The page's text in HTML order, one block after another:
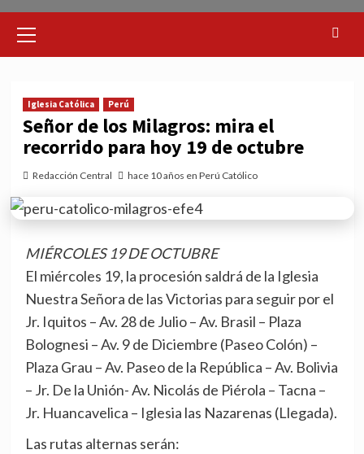
Menu
Iglesia Católica Perú
Señor de los Milagros: mira el
recorrido para hoy 19 de octubre
Redacción Central hace 10 años en Perú Católico
MIÉRCOLES 19 DE OCTUBRE
El miércoles 19, la procesión saldrá de la Iglesia
Nuestra Señora de las Victorias para seguir por el
Jr. Iquitos – Av. 28 de Julio – Av. Brasil – Plaza
Bolognesi – Av. 9 de Diciembre (Paseo Colón) –
Plaza Grau – Av. Paseo de la República – Av. Bolivia
– Jr. De la Unión- Av. Nicolás de Piérola – Tacna –
Jr. Huancavelica – Iglesia las Nazarenas (Llegada).
Las rutas alternas serán: